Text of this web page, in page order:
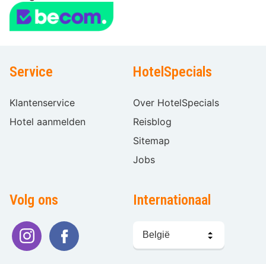
Service
Klantenservice
Hotel aanmelden
HotelSpecials
Over HotelSpecials
Reisblog
Sitemap
Jobs
Volg ons Internationaal
kiezen